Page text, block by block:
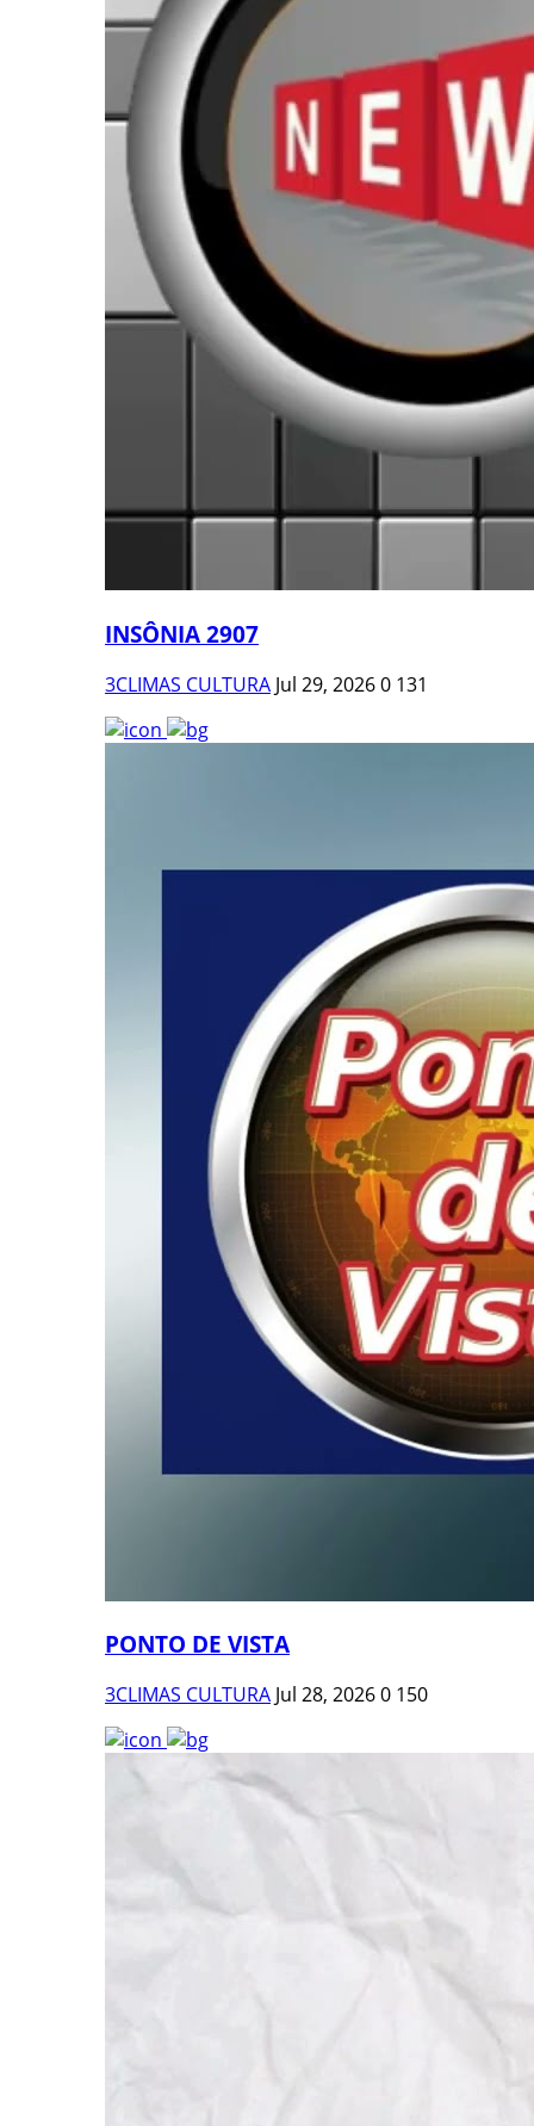
INSÔNIA 2907
3CLIMAS CULTURA Jul 29, 20260 131
PONTO DE VISTA
3CLIMAS CULTURA Jul 28, 20260 150